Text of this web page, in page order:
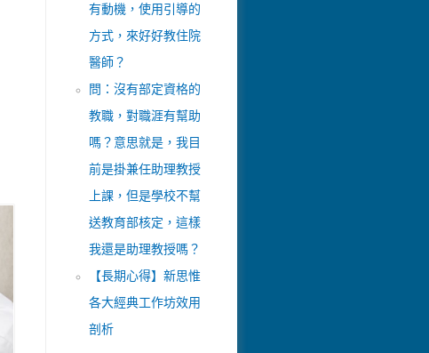
有動機，使用引導的
方式，來好好教住院
醫師？
問：沒有部定資格的
教職，對職涯有幫助
嗎？意思就是，我目
前是掛兼任助理教授
上課，但是學校不幫
送教育部核定，這樣
我還是助理教授嗎？
【長期心得】新思惟
各大經典工作坊效用
剖析